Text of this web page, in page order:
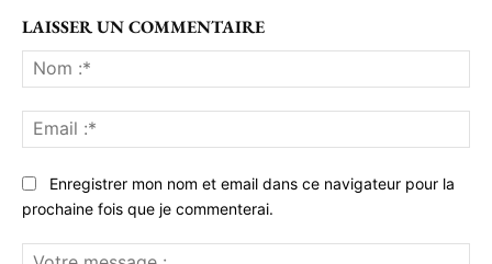
LAISSER UN COMMENTAIRE
:*
:*
Enregistrer mon nom et email dans ce navigateur pour la
prochaine fois que je commenterai.